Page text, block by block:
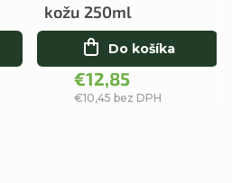
kožu 250ml
€10,45 bez DPH
€12,85
Do košíka